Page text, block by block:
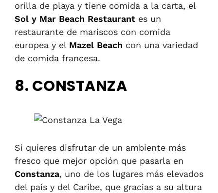
orilla de playa y tiene comida a la carta, el
Sol y Mar Beach Restaurant es un
restaurante de mariscos con comida
europea y el Mazel Beach con una variedad
de comida francesa.
8. CONSTANZA
Si quieres disfrutar de un ambiente más
fresco que mejor opción que pasarla en
Constanza, uno de los lugares más elevados
del país y del Caribe, que gracias a su altura